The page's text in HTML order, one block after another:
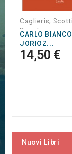
Caglieris, Scotti
Douglas
CARLO
JORIOZ...
14,50 €
Nuovi Libri